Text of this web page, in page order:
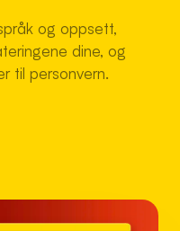
og oppsett,
dine, og
til personvern.